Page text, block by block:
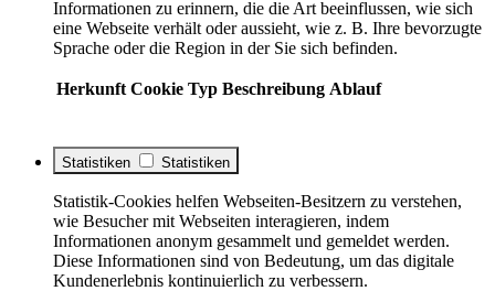
Informationen zu erinnern, die die Art beeinflussen, wie sich
eine Webseite verhält oder aussieht, wie z. B. Ihre bevorzugte
Sprache oder die Region in der Sie sich befinden.
Herkunft Cookie Typ Beschreibung Ablauf
Statistiken Statistiken
Statistik-Cookies helfen Webseiten-Besitzern zu verstehen,
wie Besucher mit Webseiten interagieren, indem
Informationen anonym gesammelt und gemeldet werden.
Diese Informationen sind von Bedeutung, um das digitale
Kundenerlebnis kontinuierlich zu verbessern.